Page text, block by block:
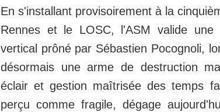
En s'installant provisoirement à la
Rennes et le LOSC, l'ASM valide une
vertical prôné par Sébastien Pocognoli,
désormais une arme de destruction
éclair et gestion maîtrisée des temps
perçu comme fragile, dégage